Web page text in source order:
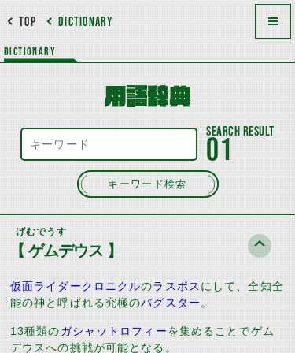
DICTIONARY
TOP
DICTIONARY
用語辞典
キーワード検索
01
げむでうす
【 ゲムデウス 】
仮面ライダークロニクルのラスボス にして、全知全
能の神と呼ばれる究極のバグスター 。
13種類のガシャットロフィーを集めることでゲム
デウスへの挑戦が可能となる。